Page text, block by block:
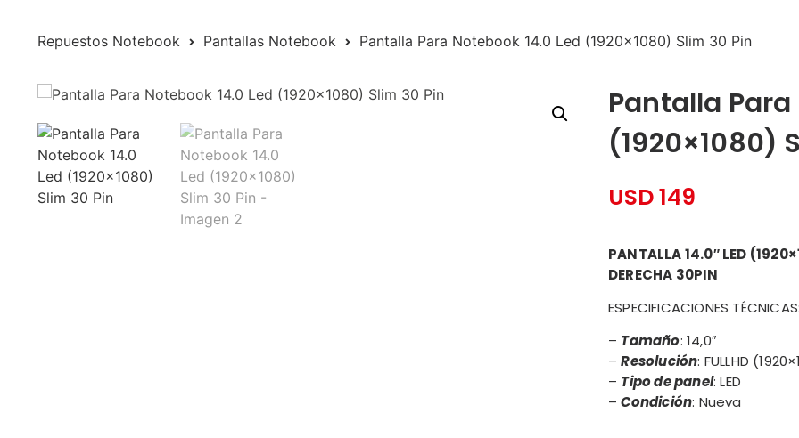
Repuestos Notebook Pantallas Notebook Pantalla Para Notebook 14.0 Led (1920×1080) Slim 30 Pin
Pantalla Para
(1920×1080)
USD149
PANTALLA 14.0″ LED
DERECHA 30PIN
ESPECIFICACIONES
– Tamaño: 14,0″
–Resolución: FULLHD
– Tipo de panel: LED
–Condición: Nueva